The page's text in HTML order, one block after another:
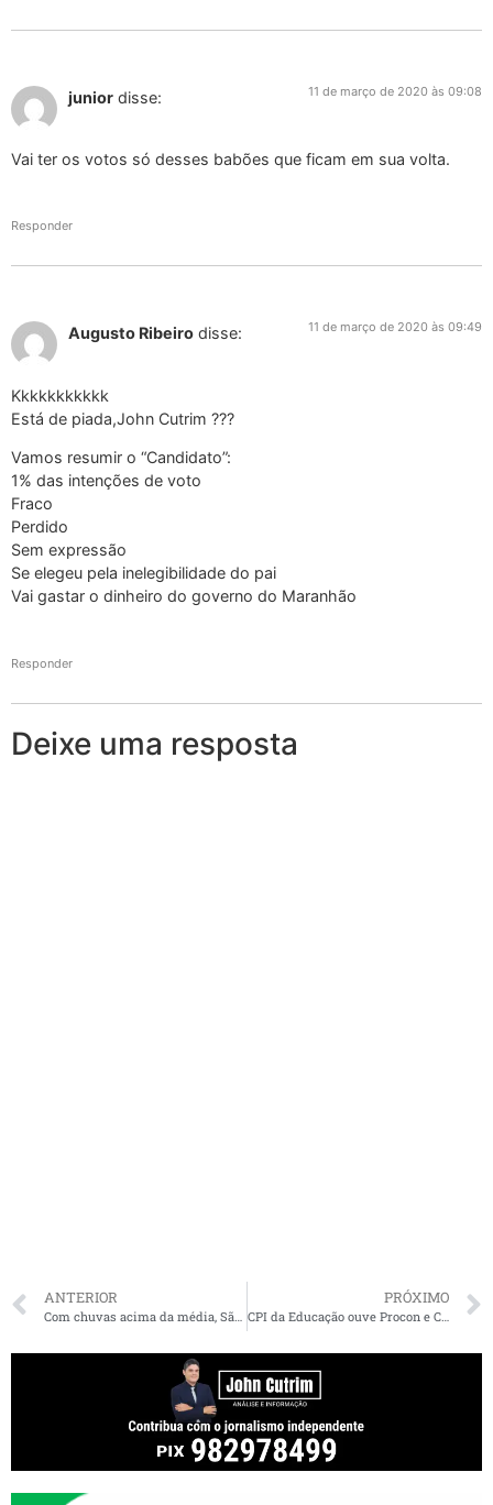
junior disse: 11 de março de 2020 às 09:08
Vai ter os votos só desses babões que ficam em sua volta.
Responder
Augusto Ribeiro disse: 11 de março de 2020 às 09:49
Kkkkkkkkkkk
Está de piada,John Cutrim ???
Vamos resumir o “Candidato”:
1% das intenções de voto
Fraco
Perdido
Sem expressão
Se elegeu pela inelegibilidade do pai
Vai gastar o dinheiro do governo do Maranhão
Responder
Deixe uma resposta
ANTERIOR PRÓXIMO
CPI da Educação ouve Procon e Conselho Estadual de Educação sobre práticas irregulares adotadas por escolas particulares